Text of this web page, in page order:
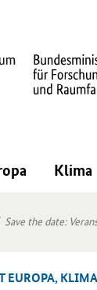
Klima
Save the date:
EU­RO­PA,